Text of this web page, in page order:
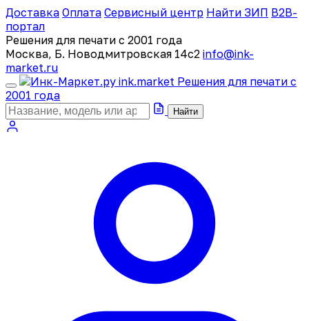
Доставка Оплата Сервисный центр Найти ЗИП B2B-
портал
Решения для печати с 2001 года
Москва, Б. Новодмитровская 14с2 info@ink-
market.ru
ink.market Решения для печати с
2001 года
Найти